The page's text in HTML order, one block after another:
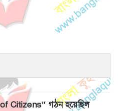
Citizens” গঠন হয়েছিল